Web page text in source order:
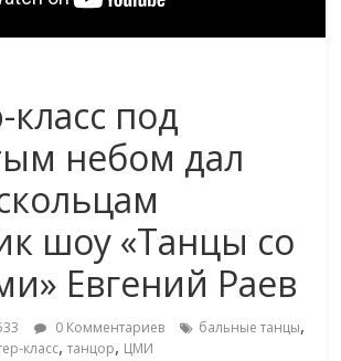
под
небом дал
шоу «Танцы со
Евгений Раев
0 Комментариев бальные танцы,
класс,танцор, ЦМИ